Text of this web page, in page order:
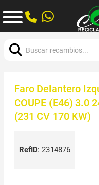
Faro Delantero
COUPE (E46) 3.0
(231 CV 170 KW)
RefID: 2314876